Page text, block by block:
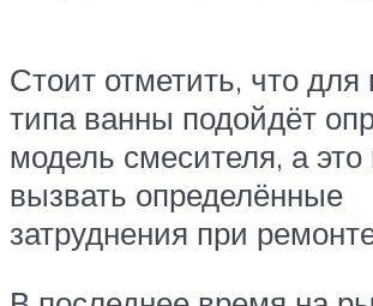
Стоит отметить, что для
типа ванны подойдёт
модель смесителя, а
вызвать определённые
затруднения при